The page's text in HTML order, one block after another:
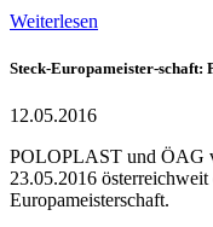
Weiterlesen
Steck-Europameister-schaft:
12.05.2016
POLOPLAST und ÖAG
23.05.2016
Europameisterschaft.